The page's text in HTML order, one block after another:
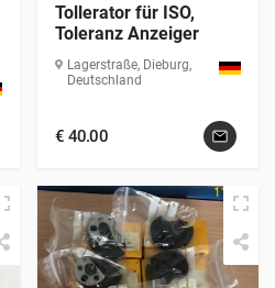
Tollerator für ISO,
Toleranz Anzeiger
Lagerstraße, Dieburg,
Deutschland
€ 40.00